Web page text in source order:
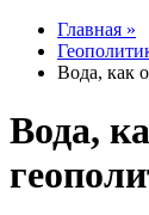
Главная »
Вода, как
Вода,